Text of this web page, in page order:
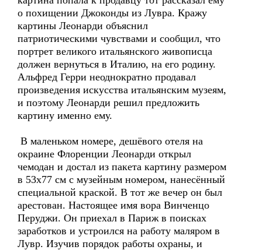
о похищении Джоконды из Лувра. Кражу
картины Леонарди объяснил
патриотическими чувствами и сообщил, что
портрет великого итальянского живописца
должен вернуться в Италию, на его родину.
Альфред Герри неоднократно продавал
произведения искусства итальянским музеям,
и поэтому Леонарди решил предложить
картину именно ему.
В маленьком номере, дешёвого отеля на
окраине Флоренции Леонарди открыл
чемодан и достал из пакета картину размером
в 53х77 см с музейным номером, нанесённый
специальной краской. В тот же вечер он был
арестован. Настоящее имя вора Винченцо
Перуджи. Он приехал в Париж в поисках
заработков и устроился на работу маляром в
Лувр. Изучив порядок работы охраны, и